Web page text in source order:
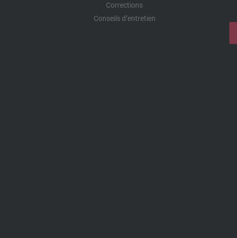
Corrections
Conseils d’entretien